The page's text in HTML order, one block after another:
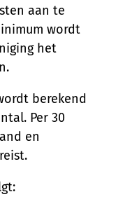
aan te
wordt
het
berekend
Per 30
en